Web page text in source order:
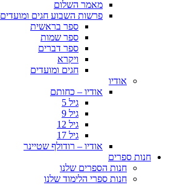
מאמר השלום
פרשות השבוע חגים ומועדים
ספר בראשית
ספר שמות
ספר דברים
ויקרא
חגים ומועדים
אודיו
אודיו – כחותם
גיל 5
גיל 9
גיל 12
גיל 17
אודיו – רודולף שטיינר
חנות ספרים
חנות הספרים שלנו
חנות ספרי הלימוד שלנו